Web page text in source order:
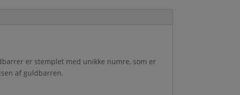
er stemplet med unikke numre, som er
af guldbarren.